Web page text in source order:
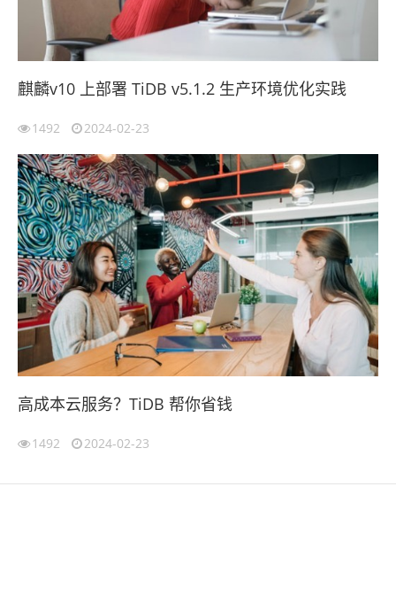
麒麟v10 上部署 TiDB v5.1.2 生产环境优化实践
1492 2024-02-23
高成本云服务？TiDB 帮你省钱
1492 2024-02-23